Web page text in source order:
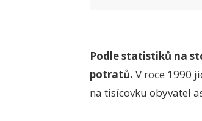
Podle statistiků na
potratů. V roce 1990
na tisícovku obyvatel